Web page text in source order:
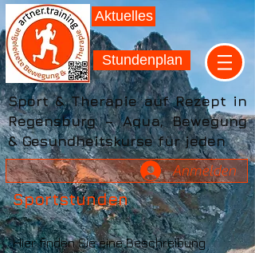
Aktuelles
Stundenplan
Sport & Therapie auf Rezept in
Regensburg – Aqua, Bewegung
& Gesundheitskurse für jeden
Anmelden
Sportstunden
Hier finden Sie eine Beschreibung